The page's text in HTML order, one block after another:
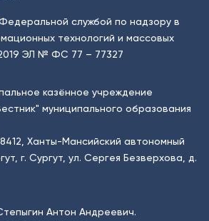
службой по надзору в
технологий и массовых
ЭЛ № ФС 77 – 77327
казённое учреждение
муниципального образования
Ханты-Мансийский автономный
г. Сургут, ул. Сергея Безверхова, д.
Антон Андреевич.